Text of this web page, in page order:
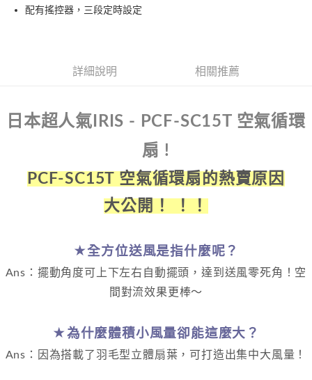
消。如遇「轉專審核」未通過狀況，表示未達大哥付你分期系統評分，恕無
2.透過簡訊連結打開帳單後，可選擇「超商條碼／台灣大直營門市／銀行轉
【注意事項】
1.本服務係由「台灣大哥大股份有限公司」（以下簡稱本公司）所提供，讓
用戶於交易時，得透過本服務購買商品或服務，並由商店將買賣／分期付款
買賣價金債權讓與本公司後，依約使用本公司帳單繳交帳款。
資料（包含姓名、電話或地址）提供予台灣大哥大進項蒐集、處理及利用，
由本公司與您本人進行分期帳單所需資料之確認、核對及更正。
3.完整用戶服務條款，請詳閱以下連結：
https://oppay.tw/userRule
１．簡單：不需註冊會員、不需綁卡、不需儲值。
１．於結帳方式選擇「AFTEE先享後付」後，將跳轉至「AFTEE先享後付」
ATM／網路銀行／等多元方式進行付款，方視為交易完成。
購買商品的店家。未經商家同意取消之訂單仍視為有效，需透過AFTEE先享
※ 交易是否成功請以「AFTEE先享後付 」之結帳頁面顯示為準，若有關於
是否繳費成功／繳費後需取消欲退款等相關疑問，請聯繫「AFTEE先享後付
https://netprotections.freshdesk.com/support/home
易，需依本服務之必要範圍內提供個人資料，並將交易相關給付款項請求債
權轉讓予恩沛科技股份有限公司。
２．關於個人資料處理事宜，請瀏覽以下網址：
３．未成年的使用者請事先徵得法定代理人或監護人之同意方可使用
４．使用「AFTEE先享後付」時，將依據個別帳號之用戶狀況，依本公司即
請求用戶進行身份認證。
運送方式
免運費
配有搖控器，三段定時設定
詳細說明 相關推薦
日本超人氣IRIS - PCF-SC15T 空氣循環
扇 !
PCF-SC15T 空氣循環扇的熱賣原因
大公開！ ！！
★全方位送風是指什麼呢？
Ans：擺動角度可上下左右自動擺頭，達到送風零死角！空
間對流效果更棒～
★為什麼體積小風量卻能這麼大？
Ans：因為搭載了羽毛型立體扇葉，可打造出集中大風量！